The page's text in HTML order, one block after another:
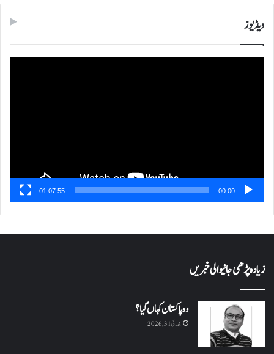
ویڈیوز
00:00
01:07:55
زیادہ پڑھی جانیوالی خبریں
وہ پاکستان کہاں گیا؟
جولائی 31, 2026